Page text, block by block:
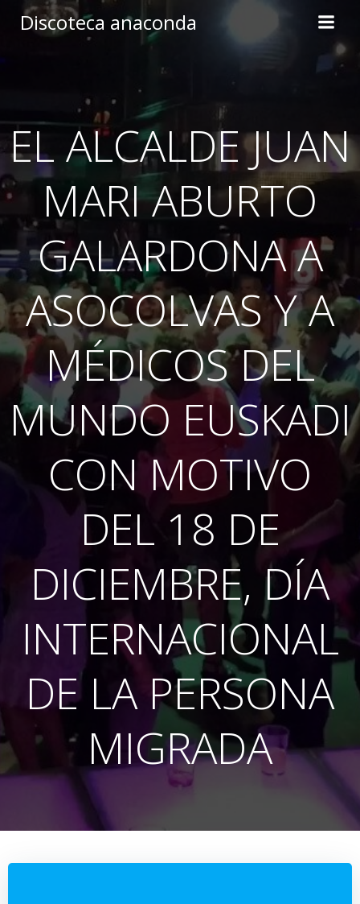
to
Discoteca anaconda
EL ALCALDE JUAN
MARI ABURTO
GALARDONA A
ASOCOLVAS Y A
MÉDICOS DEL
MUNDO EUSKADI
CON MOTIVO
DEL 18 DE
DICIEMBRE, DÍA
INTERNACIONAL
DE LA PERSONA
MIGRADA